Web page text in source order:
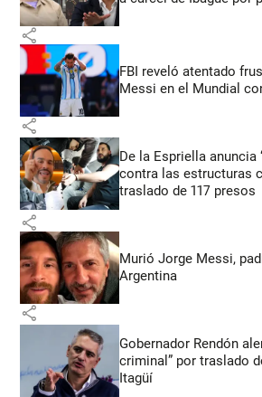
share
FBI reveló atentado
Messi en el Mundial
share
De la Espriella anuncia
contra las estructuras
traslado de 117 presos
share
Murió Jorge Messi,
Argentina
share
Gobernador Rendón
criminal” por traslado
Itagüí